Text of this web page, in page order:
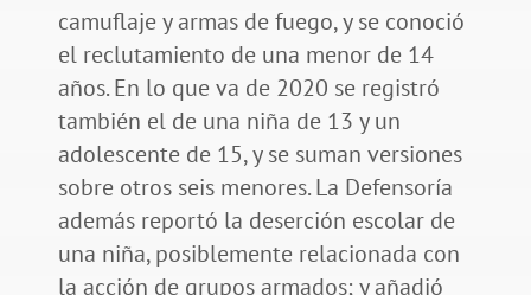
camuflaje y armas de fuego, y se conoció
el reclutamiento de una menor de 14
años. En lo que va de 2020 se registró
también el de una niña de 13 y un
adolescente de 15, y se suman versiones
sobre otros seis menores. La Defensoría
además reportó la deserción escolar de
una niña, posiblemente relacionada con
la acción de grupos armados; y añadió